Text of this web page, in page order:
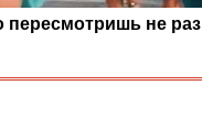
пересмотришь не раз